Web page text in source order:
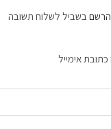
בשביל לשלוח תשובה
אימייל